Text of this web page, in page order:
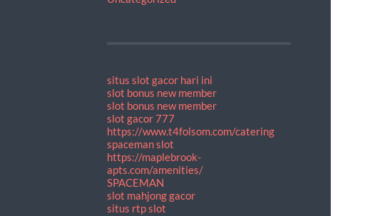
situs slot gacor hari ini
slot bonus new member
slot bonus new member
slot gacor 777
https://www.t4folsom.com/catering
spaceman slot
https://maplebrook-
apts.com/amenities/
SPACEMAN
slot mahjong gacor
situs rtp slot